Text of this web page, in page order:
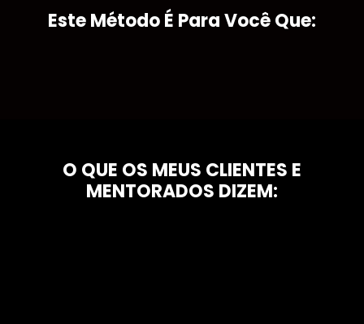
Este Método É Para Você Que:
O QUE OS MEUS CLIENTES E
MENTORADOS DIZEM: